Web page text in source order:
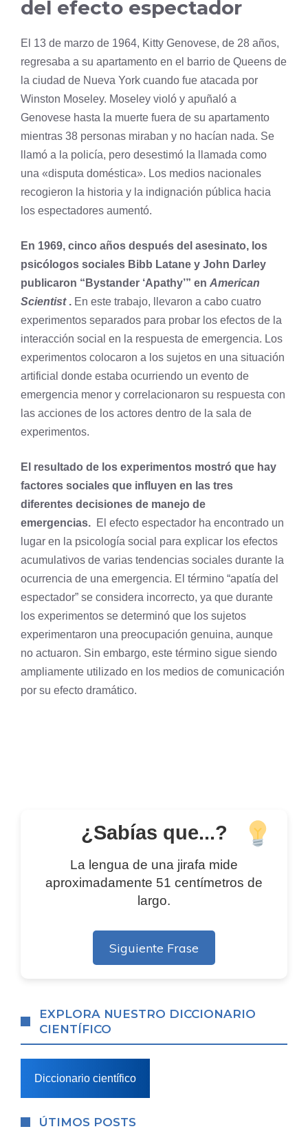
del efecto espectador
El 13 de marzo de 1964, Kitty Genovese, de 28 años,
regresaba a su apartamento en el barrio de Queens de
la ciudad de Nueva York cuando fue atacada por
Winston Moseley. Moseley violó y apuñaló a
Genovese hasta la muerte fuera de su apartamento
mientras 38 personas miraban y no hacían nada. Se
llamó a la policía, pero desestimó la llamada como
una «disputa doméstica». Los medios nacionales
recogieron la historia y la indignación pública hacia
los espectadores aumentó.
En 1969, cinco años después del asesinato, los
psicólogos sociales Bibb Latane y John Darley
publicaron “Bystander ‘Apathy’” en American
Scientist. En este trabajo, llevaron a cabo cuatro
experimentos separados para probar los efectos de la
interacción social en la respuesta de emergencia. Los
experimentos colocaron a los sujetos en una situación
artificial donde estaba ocurriendo un evento de
emergencia menor y correlacionaron su respuesta con
las acciones de los actores dentro de la sala de
experimentos.
El resultado de los experimentos mostró que hay
factores sociales que influyen en las tres
diferentes decisiones de manejo de
emergencias. El efecto espectador ha encontrado un
lugar en la psicología social para explicar los efectos
acumulativos de varias tendencias sociales durante la
ocurrencia de una emergencia. El término “apatía del
espectador” se considera incorrecto, ya que durante
los experimentos se determinó que los sujetos
experimentaron una preocupación genuina, aunque
no actuaron. Sin embargo, este término sigue siendo
ampliamente utilizado en los medios de comunicación
por su efecto dramático.
¿Sabías que...?
La lengua de una jirafa mide
aproximadamente 51 centímetros de
largo.
Siguiente Frase
EXPLORA NUESTRO DICCIONARIO
CIENTÍFICO
Diccionario científico
ÚTIMOS POSTS